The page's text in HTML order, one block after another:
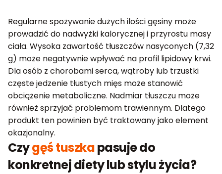
Regularne spożywanie dużych ilości gęsiny może
prowadzić do nadwyżki kalorycznej i przyrostu masy
ciała. Wysoka zawartość tłuszczów nasyconych (7,32
g) może negatywnie wpływać na profil lipidowy krwi.
Dla osób z chorobami serca, wątroby lub trzustki
częste jedzenie tłustych mięs może stanowić
obciążenie metaboliczne. Nadmiar tłuszczu może
również sprzyjać problemom trawiennym. Dlatego
produkt ten powinien być traktowany jako element
okazjonalny.
Czygęś tuszkapasuje do
konkretnej diety lub stylu życia?